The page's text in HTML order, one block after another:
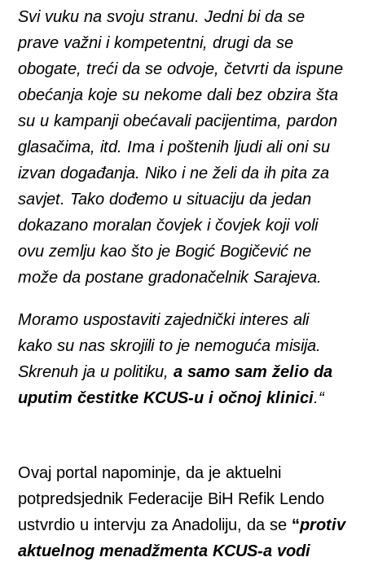
Svi vuku na svoju stranu. Jedni bi da se
prave važni i kompetentni, drugi da se
obogate, treći da se odvoje, četvrti da ispune
obećanja koje su nekome dali bez obzira šta
su u kampanji obećavali pacijentima, pardon
glasačima, itd. Ima i poštenih ljudi ali oni su
izvan događanja. Niko i ne želi da ih pita za
savjet. Tako dođemo u situaciju da jedan
dokazano moralan čovjek i čovjek koji voli
ovu zemlju kao što je Bogić Bogičević ne
može da postane gradonačelnik Sarajeva.
Moramo uspostaviti zajednički interes ali
kako su nas skrojili to je nemoguća misija.
Skrenuh ja u politiku,a samo sam želio da
uputim čestitke KCUS-u i očnoj klinici.“
Ovaj portal napominje, da je aktuelni
potpredsjednik Federacije BiH Refik Lendo
ustvrdio u intervju za Anadoliju, da se “protiv
aktuelnog menadžmenta KCUS-a vodi